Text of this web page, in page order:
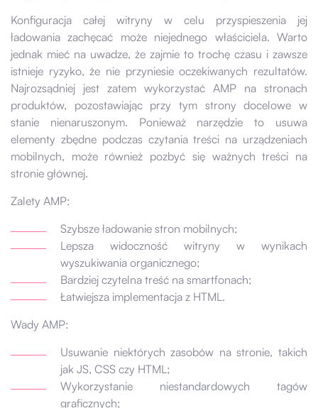
Konfiguracja całej witryny w celu przyspieszenia jej
ładowania zachęcać może niejednego właściciela. Warto
jednak mieć na uwadze, że zajmie to trochę czasu i zawsze
istnieje ryzyko, że nie przyniesie oczekiwanych rezultatów.
Najrozsądniej jest zatem wykorzystać AMP na stronach
produktów, pozostawiając przy tym strony docelowe w
stanie nienaruszonym. Ponieważ narzędzie to usuwa
elementy zbędne podczas czytania treści na urządzeniach
mobilnych, może również pozbyć się ważnych treści na
stronie głównej.
Zalety AMP:
Szybsze ładowanie stron mobilnych;
Lepsza widoczność witryny w wynikach
wyszukiwania organicznego;
Bardziej czytelna treść na smartfonach;
Łatwiejsza implementacja z HTML.
Wady AMP:
Usuwanie niektórych zasobów na stronie, takich
jak JS, CSS czy HTML;
Wykorzystanie niestandardowych tagów
graficznych;